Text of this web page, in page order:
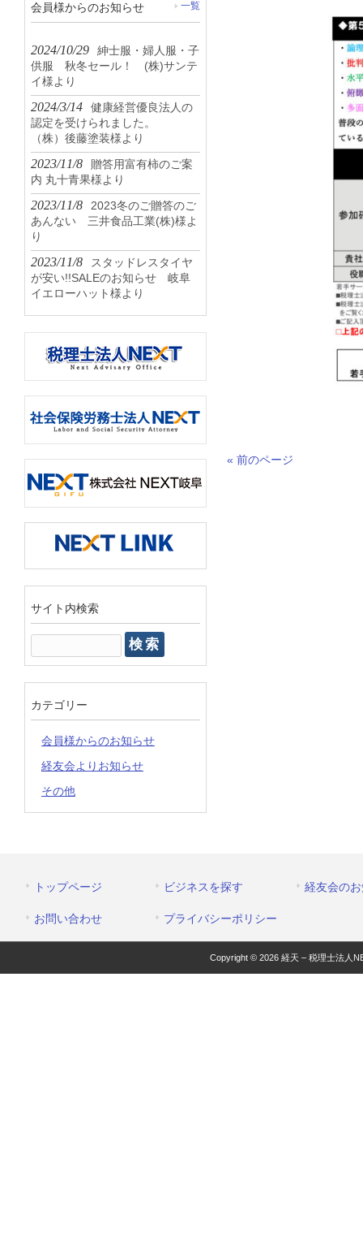
« 前のページ
会員様からのお知らせ 一覧
2024/10/29
紳士服・婦人服・子
供服 秋冬セール！ (株)サンテ
イ様より
2024/3/14
健康経営優良法人の
認定を受けられました。
（株）後藤塗装様より
2023/11/8
贈答用富有柿のご案
内 丸十青果様より
2023/11/8
2023冬のご贈答のご
あんない 三井食品工業(株)様よ
り
2023/11/8
スタッドレスタイヤ
が安い!!SALEのお知らせ 岐阜
イエローハット様より
サイト内検索
索:
カテゴリー
会員様からのお知らせ
経友会よりお知らせ
その他
トップページ ビジネスを探す 経友会の
お問い合わせ プライバシーポリシー
Copyright © 2026 経天 – 税理士法人